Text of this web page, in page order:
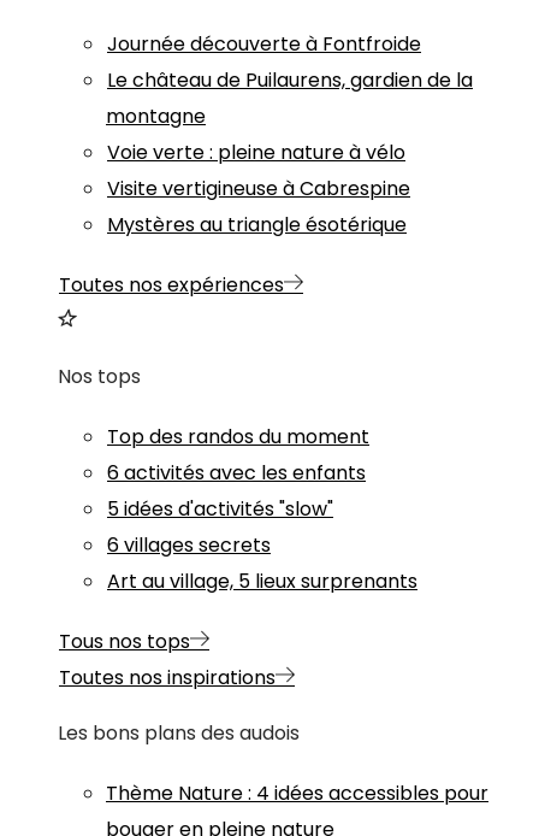
Journée découverte à Fontfroide
Le château de Puilaurens, gardien de la
montagne
Voie verte : pleine nature à vélo
Visite vertigineuse à Cabrespine
Mystères au triangle ésotérique
Toutes nos expériences
Nos tops
Top des randos du moment
6 activités avec les enfants
5 idées d'activités "slow"
6 villages secrets
Art au village, 5 lieux surprenants
Tous nos tops
Toutes nos inspirations
Les bons plans des audois
Thème Nature: 4 idées accessibles pour
bouger en pleine nature